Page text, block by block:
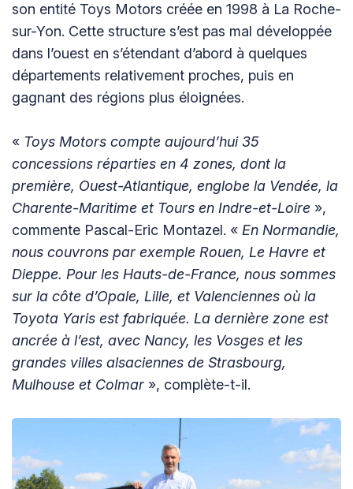
son entité Toys Motors créée en 1998 à La Roche-
sur-Yon. Cette structure s’est pas mal développée
dans l’ouest en s’étendant d’abord à quelques
départements relativement proches, puis en
gagnant des régions plus éloignées.
« Toys Motors compte aujourd’hui 35
concessions réparties en 4 zones, dont la
première, Ouest-Atlantique, englobe la Vendée, la
Charente-Maritime et Tours en Indre-et-Loire »,
commente Pascal-Eric Montazel. « En Normandie,
nous couvrons par exemple Rouen, Le Havre et
Dieppe. Pour les Hauts-de-France, nous sommes
sur la côte d’Opale, Lille, et Valenciennes où la
Toyota Yaris est fabriquée. La dernière zone est
ancrée à l’est, avec Nancy, les Vosges et les
grandes villes alsaciennes de Strasbourg,
Mulhouse et Colmar », complète-t-il.